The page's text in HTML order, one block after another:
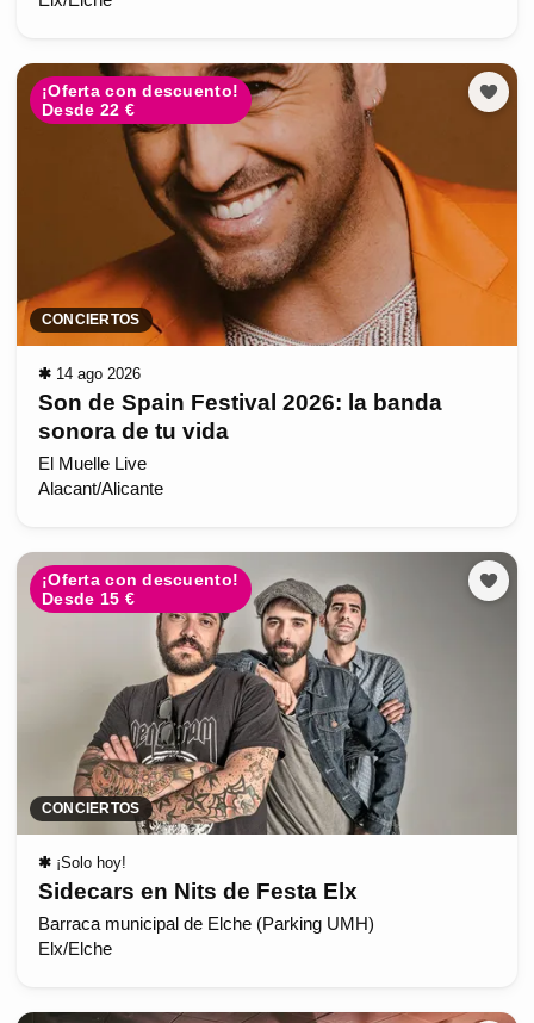
¡Oferta con descuento!
Desde 22 €
CONCIERTOS
✱ 14 ago 2026
Son de Spain Festival 2026: la banda
sonora de tu vida
El Muelle Live
Alacant/Alicante
¡Oferta con descuento!
Desde 15 €
CONCIERTOS
✱ ¡Solo hoy!
Sidecars en Nits de Festa Elx
Barraca municipal de Elche (Parking UMH)
Elx/Elche